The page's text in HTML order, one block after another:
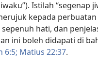
Istilah “segenap
kepada
hati, dan
ini boleh didapati di
6:5; Matius 22:37.